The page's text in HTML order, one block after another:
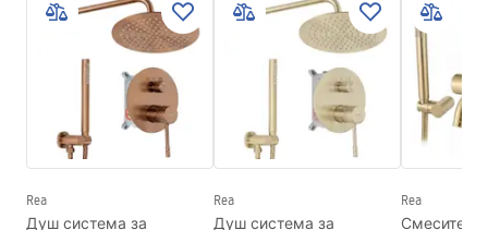
Вид на чучура
Фиксирана
Материал
Месинг
Технология
PVD
Диаметър на връзката
1/2 цола
Инструкции за инсталиране
Faucet.pdf
Warunki bezpieczeństwa
WARUNKI BEZPIECZENSTWA BATERIE.pdf
Гаранционни условия
Rea
Душ система за
Rea
Душ система за
Rea
Смесител